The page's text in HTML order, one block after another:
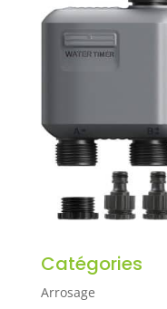
Catégories
Arrosage